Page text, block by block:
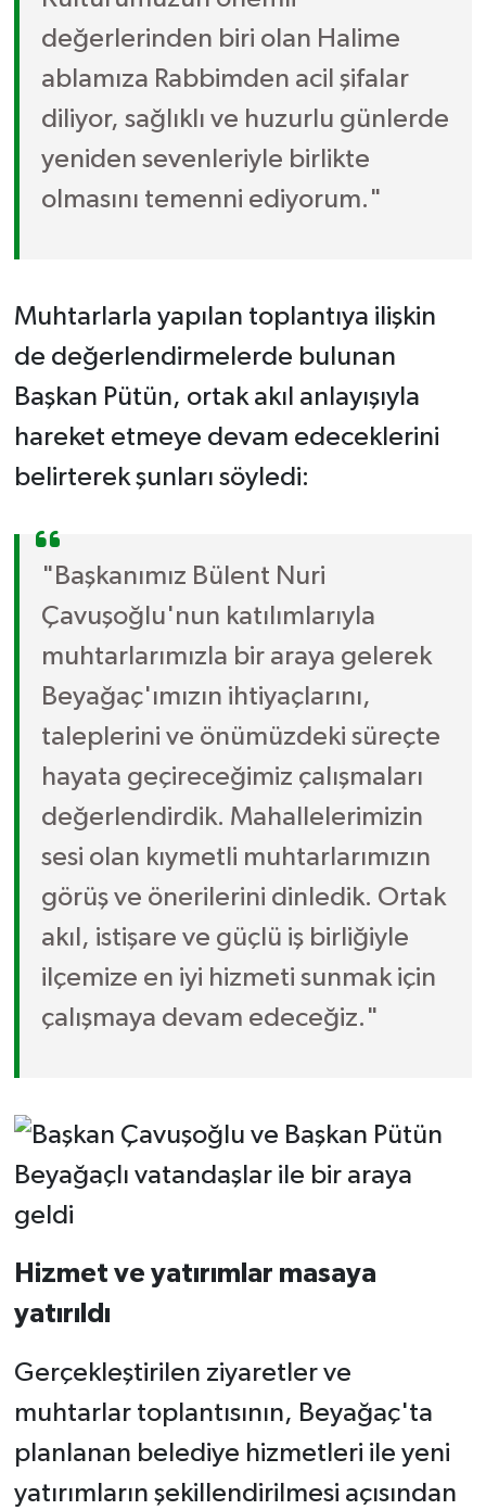
değerlerinden biri olan Halime
ablamıza Rabbimden acil şifalar
diliyor, sağlıklı ve huzurlu günlerde
yeniden sevenleriyle birlikte
olmasını temenni ediyorum."
Muhtarlarla yapılan toplantıya ilişkin
de değerlendirmelerde bulunan
Başkan Pütün, ortak akıl anlayışıyla
hareket etmeye devam edeceklerini
belirterek şunları söyledi:
"Başkanımız Bülent Nuri
Çavuşoğlu'nun katılımlarıyla
muhtarlarımızla bir araya gelerek
Beyağaç'ımızın ihtiyaçlarını,
taleplerini ve önümüzdeki süreçte
hayata geçireceğimiz çalışmaları
değerlendirdik. Mahallelerimizin
sesi olan kıymetli muhtarlarımızın
görüş ve önerilerini dinledik. Ortak
akıl, istişare ve güçlü iş birliğiyle
ilçemize en iyi hizmeti sunmak için
çalışmaya devam edeceğiz."
Hizmet ve yatırımlar masaya
yatırıldı
Gerçekleştirilen ziyaretler ve
muhtarlar toplantısının, Beyağaç'ta
planlanan belediye hizmetleri ile yeni
yatırımların şekillendirilmesi açısından